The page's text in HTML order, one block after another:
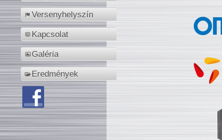
Versenyhelyszín
Kapcsolat
Galéria
Eredmények